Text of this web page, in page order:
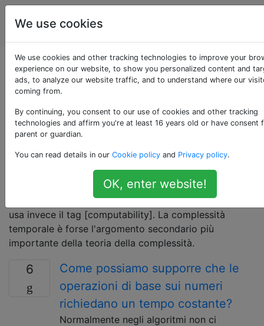
Scienza del
computer
Domande taggate
«time-complexity»
La quantità di risorse di tempo (numero di operazioni
risolvere un problema espressa in termini di dimensioni
dell'input. Se la tua domanda riguarda l'analisi
dell'algoritmo, usa invece il tag [runtime-analysis]. Se
la tua domanda riguarda se un calcolo * finirà * mai *,
usa invece il tag [computability]. La complessità
temporale è forse l'argomento secondario più
importante della teoria della complessità.
6
Come possiamo supporre che le
operazioni di base sui numeri
richiedano un tempo costante?
Normalmente negli algoritmi non ci
We use cookies
We use cookies and other tracking technologies to improve your
experience on our website, to show you personalized content and
ads, to analyze our website traffic, and to understand where our
coming from.
By continuing, you consent to our use of cookies and other tracking
technologies and affirm you're at least 16 years old or have consent
parent or guardian.
You can read details in our Cookie policy and Privacy policy.
OK, enter website!